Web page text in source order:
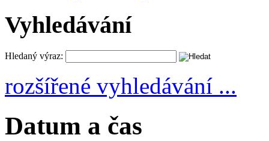
Vyhledávání
Hledaný výraz:
rozšířené vyhledávání ...
Datum a čas